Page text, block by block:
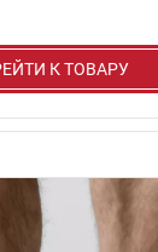
К ТОВАРУ